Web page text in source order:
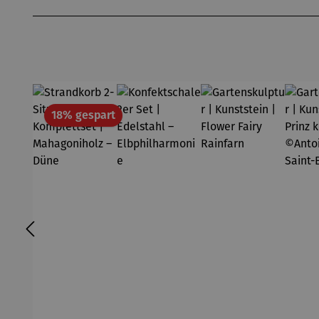
18% gespartRabatt